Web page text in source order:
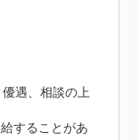
遇、相談の上
することがあ